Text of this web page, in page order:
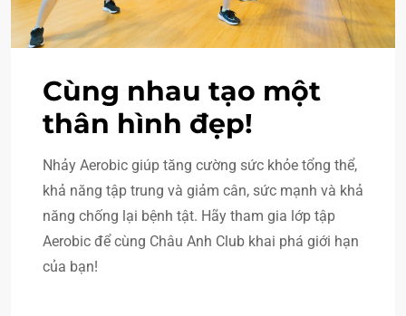
Cùng nhau tạo một
thân hình đẹp!
Nhảy Aerobic giúp tăng cường sức khỏe tổng thể,
khả năng tập trung và giảm cân, sức mạnh và khả
năng chống lại bệnh tật. Hãy tham gia lớp tập
Aerobic để cùng Châu Anh Club khai phá giới hạn
của bạn!